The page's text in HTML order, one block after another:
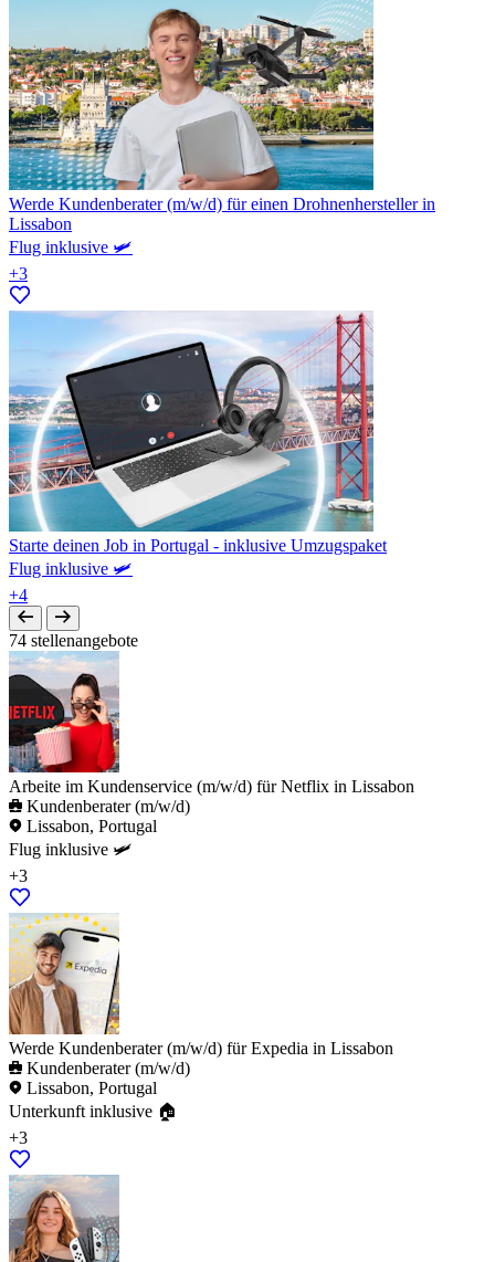
Werde Kundenberater (m/w/d) für einen Drohnenhersteller in
Lissabon
Flug inklusive 🛩️
+3
Starte deinen Job in Portugal - inklusive Umzugspaket
Flug inklusive 🛩️
+4
74 stellenangebote
Arbeite im Kundenservice (m/w/d) für Netflix in Lissabon
Kundenberater (m/w/d)
Lissabon, Portugal
Flug inklusive 🛩️
+3
Werde Kundenberater (m/w/d) für Expedia in Lissabon
Kundenberater (m/w/d)
Lissabon, Portugal
Unterkunft inklusive 🏠
+3